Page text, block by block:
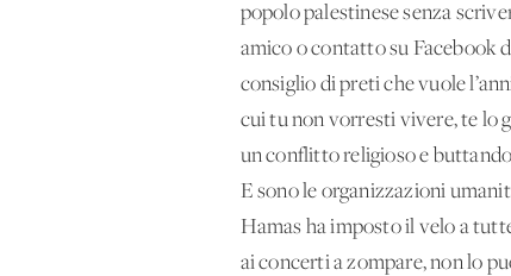
popolo palestinese senza
amico o contatto su Facebook
consiglio di preti che vuole
cui tu non vorresti vivere, te lo
un conflitto religioso e
E sono le organizzazioni
Hamas ha imposto il velo a
ai concerti a zompare, non lo